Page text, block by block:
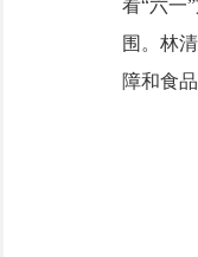
看“六一
围。林
障和食